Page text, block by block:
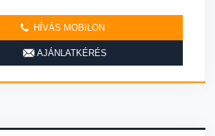
HÍVÁS MOBILON
AJÁNLATKÉRÉS